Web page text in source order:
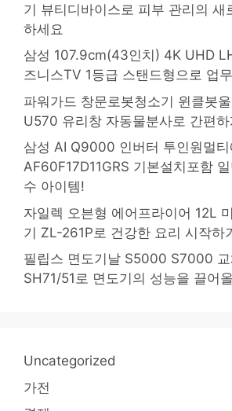
기 뷰티디바이스로 피부 관리의 새
하세요
삼성 107.9cm(43인치) 4K UHD
즈니스TV 1등급 스탠드형으로 업
파워가드 창문로봇청소기 윈클봇
U570 유리창 자동물분사로 간편
삼성 AI Q9000 인버터 투인원멀티
AF60F17D11GRS 기본설치포함
수 아이템!
자일렉 오븐형 에어프라이어 12L
기 ZL-261P로 건강한 요리 시작하
필립스 면도기날 S5000 S7000
SH71/51로 면도기의 성능을 끌어
Uncategorized
가전